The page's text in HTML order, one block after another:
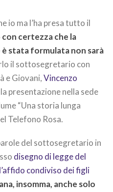
io ma l’ha presa tutto il
con certezza che la
stata formulata non sarà
il sottosegretario con
e Giovani,Vincenzo
presentazione nella sede
“Una storia lunga
Telefono Rosa.
del sottosegretario in
disegno di legge del
condiviso dei figli
insomma, anche solo